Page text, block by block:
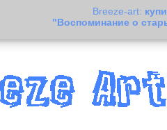
Breeze-art:
"Воспоминание о